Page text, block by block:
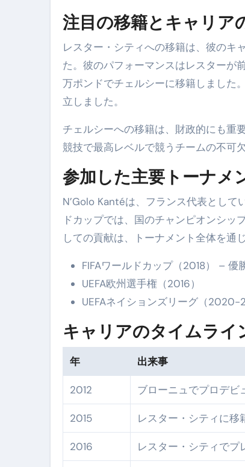
注目の移籍とキャリア
レスター・シティへの移籍は、彼のキ
た。彼のパフォーマンスはレスター
万ポンドでチェルシーに移籍しました
立しました。
チェルシーへの移籍は、財政的にも重
競技で最高レベルで競うチームの不可
参加した主要トーナメ
N’Golo Kantéは、フランス代表として
ドカップでは、国のチャンピオンシ
しての貢献は、トーナメント全体を通
FIFAワールドカップ（2018） – 優
UEFA欧州選手権（2016）
UEFAネイションズリーグ（2020-
キャリアのタイムライ
年 出来事
2012 ブローニュでプロデビ
2015 レスター・シティに移
2016 レスター・シティでプ